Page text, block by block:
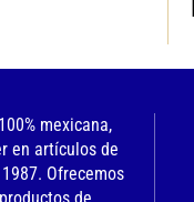
mexicana,
en artículos de
Ofrecemos